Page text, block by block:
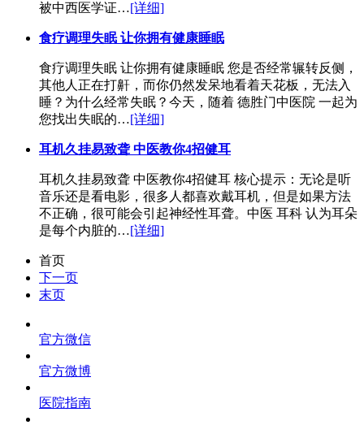
被中西医学证…[详细]
食疗调理失眠 让你拥有健康睡眠
食疗调理失眠 让你拥有健康睡眠 您是否经常辗转反侧，
其他人正在打鼾，而你仍然发呆地看着天花板，无法入
睡？为什么经常失眠？今天，随着 德胜门中医院 一起为
您找出失眠的…[详细]
耳机久挂易致聋 中医教你4招健耳
耳机久挂易致聋 中医教你4招健耳 核心提示：无论是听
音乐还是看电影，很多人都喜欢戴耳机，但是如果方法
不正确，很可能会引起神经性耳聋。中医 耳科 认为耳朵
是每个内脏的…[详细]
首页
下一页
末页
官方微信
官方微博
医院指南